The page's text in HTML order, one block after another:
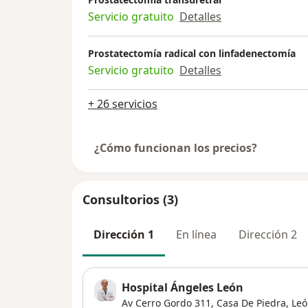
Servicio gratuito Detalles
Prostatectomía radical con linfadenectomía
Servicio gratuito Detalles
+ 26 servicios
¿Cómo funcionan los precios?
Consultorios (3)
Dirección 1 En línea Dirección 2
Hospital Ángeles León
Av Cerro Gordo 311, Casa De Piedra,